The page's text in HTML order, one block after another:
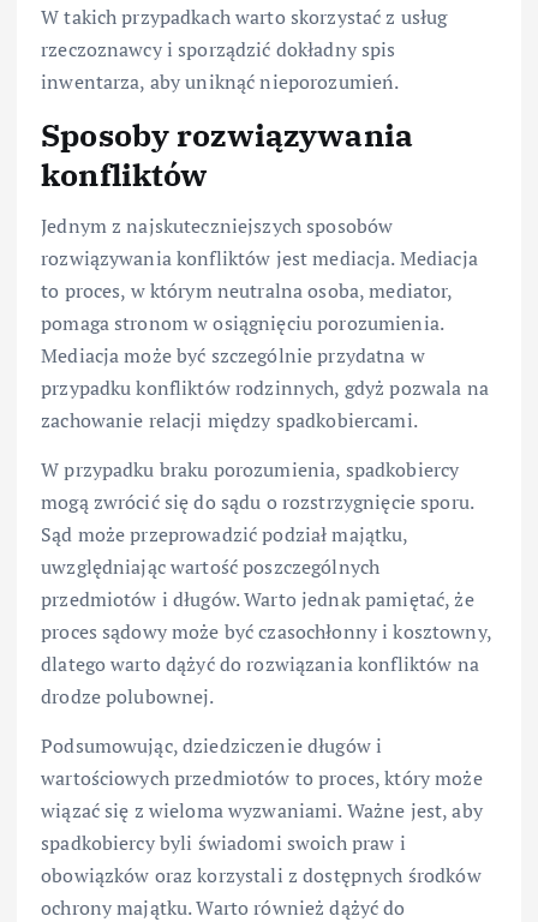
W takich przypadkach warto skorzystać z usług
rzeczoznawcy i sporządzić dokładny spis
inwentarza, aby uniknąć nieporozumień.
Sposoby rozwiązywania
konfliktów
Jednym z najskuteczniejszych sposobów
rozwiązywania konfliktów jest mediacja. Mediacja
to proces, w którym neutralna osoba, mediator,
pomaga stronom w osiągnięciu porozumienia.
Mediacja może być szczególnie przydatna w
przypadku konfliktów rodzinnych, gdyż pozwala na
zachowanie relacji między spadkobiercami.
W przypadku braku porozumienia, spadkobiercy
mogą zwrócić się do sądu o rozstrzygnięcie sporu.
Sąd może przeprowadzić podział majątku,
uwzględniając wartość poszczególnych
przedmiotów i długów. Warto jednak pamiętać, że
proces sądowy może być czasochłonny i kosztowny,
dlatego warto dążyć do rozwiązania konfliktów na
drodze polubownej.
Podsumowując, dziedziczenie długów i
wartościowych przedmiotów to proces, który może
wiązać się z wieloma wyzwaniami. Ważne jest, aby
spadkobiercy byli świadomi swoich praw i
obowiązków oraz korzystali z dostępnych środków
ochrony majątku. Warto również dążyć do